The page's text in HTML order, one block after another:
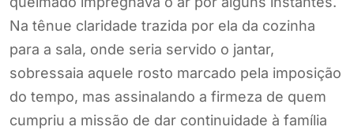
Na tênue claridade trazida por ela da cozinha
para a sala, onde seria servido o jantar,
sobressaia aquele rosto marcado pela imposição
do tempo, mas assinalando a firmeza de quem
cumpriu a missão de dar continuidade à família